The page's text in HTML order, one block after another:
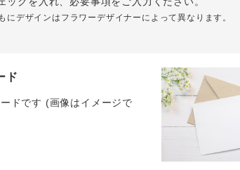
デザインはフラワーデザイナーによって異なります。
ド
ドです (画像はイメージで